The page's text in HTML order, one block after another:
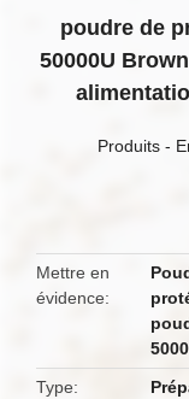
poudre de
50000U
Produits -
Mettre en
évidence
Type